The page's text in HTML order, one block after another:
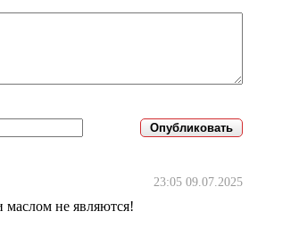
23:05 09.07.2025
маслом не являются!